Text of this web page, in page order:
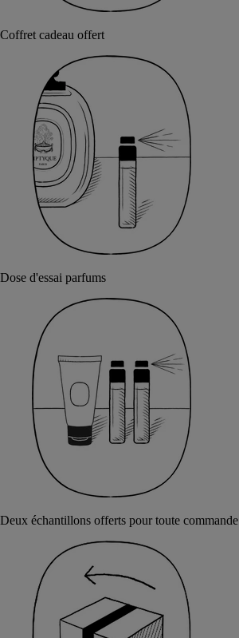
Coffret cadeau offert
Dose d'essai parfums
Deux échantillons offerts pour toute commande